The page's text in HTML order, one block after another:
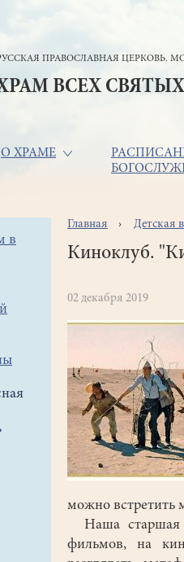
ПРАВОСЛАВНАЯ ЦЕРКОВЬ.
ВСЕХ
О ХРАМЕ
в
Строка
навигации
Главная Детская
Киноклуб.
02 декабря 2019
можно встретить
Наша старшая
фильмов, на